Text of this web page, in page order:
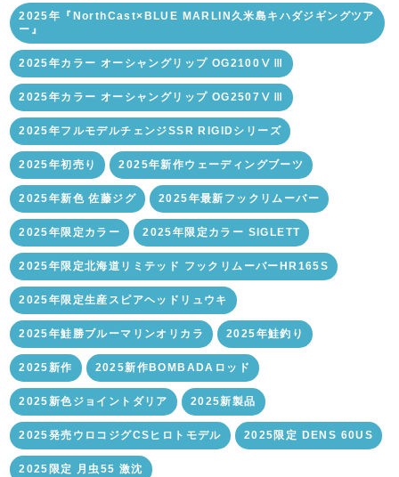
2025年『NorthCast×BLUE MARLIN久米島キハダジギングツア
ー』
2025年カラー オーシャングリップ OG2100ⅤⅢ
2025年カラー オーシャングリップ OG2507ⅤⅢ
2025年フルモデルチェンジSSR RIGIDシリーズ
2025年初売り 2025年新作ウェーディングブーツ
2025年新色 佐藤ジグ 2025年最新フックリムーバー
2025年限定カラー 2025年限定カラー SIGLETT
2025年限定北海道リミテッド フックリムーバーHR165S
2025年限定生産スピアヘッドリュウキ
2025年鮭勝ブルーマリンオリカラ 2025年鮭釣り
2025新作 2025新作BOMBADAロッド
2025新色ジョイントダリア 2025新製品
2025発売ウロコジグCSヒロトモデル 2025限定 DENS 60US
2025限定 月虫55 激沈